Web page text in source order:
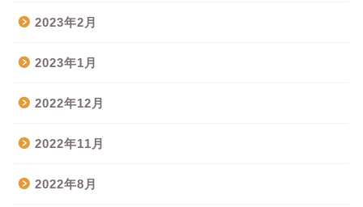
2023年2月
2023年1月
2022年12月
2022年11月
2022年8月